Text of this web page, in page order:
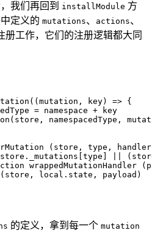
我们再回到 installModule 方
定义的 mutations、 actions、
册工作，它们的注册逻辑都大同
( ( mutation, key) => {
= namespace + key
(store, namespacedType,
( store, type,
_mutations [type] ||
wrappedMutationHandler (
(store, local. state , payload)
的定义，拿到每一个 mutation